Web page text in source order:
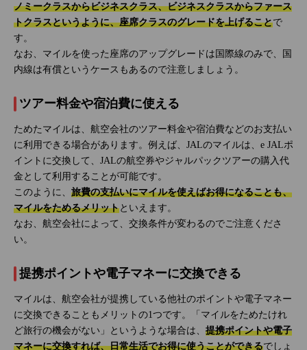
ノミークラスからビジネスクラス、ビジネスクラスからファース
トクラスというように、座席クラスのグレードを上げることで
す。
なお、マイルを使った座席のアップグレードは国際線のみで、国
内線は有償というケースもあるので注意しましょう。
ツアー料金や宿泊費に使える
ためたマイルは、航空会社のツアー料金や宿泊費などのお支払い
に利用できる場合があります。例えば、JALのマイルは、e JALポ
イントに交換して、JALの航空券やジャルパックツアーの購入代
金として利用することが可能です。
このように、 旅費の支払いにマイルを使えばお得になることも、
マイルをためるメリットといえます。
なお、航空会社によって、交換条件が変わるのでご注意くださ
い。
提携ポイントや電子マネーに交換できる
マイルは、航空会社が提携している他社のポイントや電子マネー
に交換できることもメリットの1つです。「マイルをためたけれ
ど旅行の機会がない」というような場合は、 提携ポイントや電子
マネーに交換すれば、日常生活でお得に使うことができるでしょ